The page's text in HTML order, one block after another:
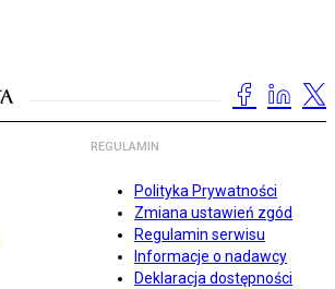
REGULAMIN
Polityka Prywatności
Zmiana ustawień zgód
Regulamin serwisu
Informacje o nadawcy
Deklaracja dostępności